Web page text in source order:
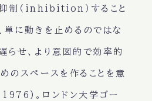
抑制（inhibition）すること
単に動きを止めるのではな
らせ、より意図的で効率的
のスペースを作ることを意
。ロンドン大学ゴー